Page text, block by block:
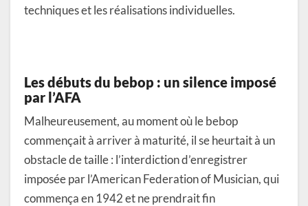
techniques et les réalisations individuelles.
Les débuts du bebop : un silence imposé
par l’AFA
Malheureusement, au moment où le bebop
commençait à arriver à maturité, il se heurtait à un
obstacle de taille : l’interdiction d’enregistrer
imposée par l’American Federation of Musician, qui
commença en 1942 et ne prendrait fin